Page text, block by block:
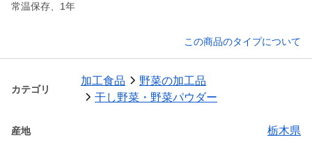
常温保存、1年
この商品のタイプについて
カテゴリ
加工食品
野菜の加工品
干し野菜・野菜パウダー
産地 栃木県